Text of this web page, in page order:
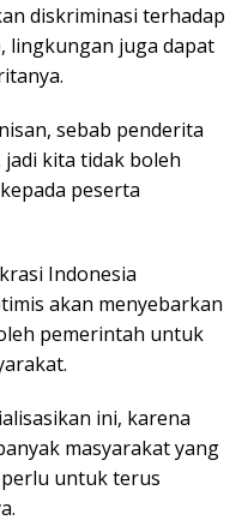
diskriminasi terhadap
lingkungan juga dapat
sebab penderita
kita tidak boleh
peserta
Indonesia
akan menyebarkan
pemerintah untuk
ini, karena
masyarakat yang
untuk terus